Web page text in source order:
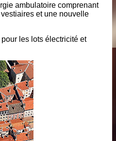
ambulatoire comprenant
et une nouvelle
les lots électricité et